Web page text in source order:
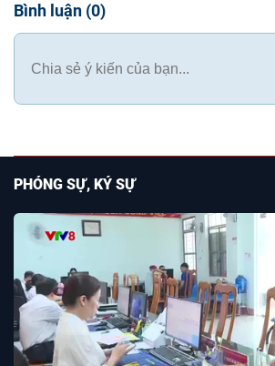
Bình luận (0)
PHÓNG SỰ, KÝ SỰ